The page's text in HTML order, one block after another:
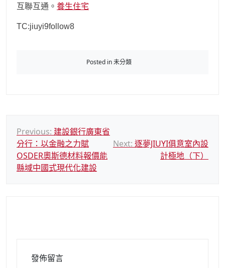
互聯互通。 養生住宅
TC:jiuyi9follow8
Posted in 未分類
文
章
導
Previous: 建設銀行廣東省
分行：以金融之力賦
OSDER奧斯德材料報價能
縣域中國式現代化建設
Next: 逐夢JIUYI俱意室內設
計極地（下）
發佈留言